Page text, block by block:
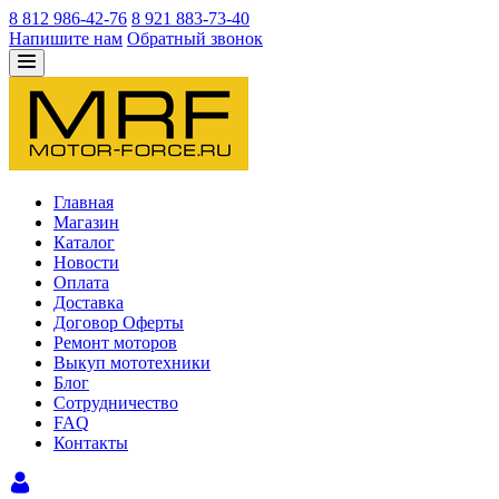
8 812 986-42-76 8 921 883-73-40
Напишите нам Обратный звонок
Главная
Магазин
Каталог
Новости
Оплата
Доставка
Договор Оферты
Ремонт моторов
Выкуп мототехники
Блог
Сотрудничество
FAQ
Контакты